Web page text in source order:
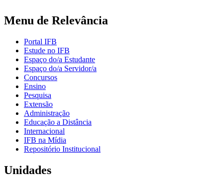
Menu de Relevância
Portal IFB
Estude no IFB
Espaço do/a Estudante
Espaço do/a Servidor/a
Concursos
Ensino
Pesquisa
Extensão
Administração
Educação a Distância
Internacional
IFB na Mídia
Repositório Institucional
Unidades